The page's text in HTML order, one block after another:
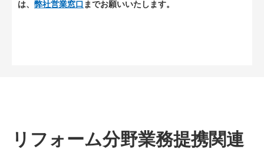
は、 弊社営業窓口 までお願いいたします。
リフォーム分野業務提携関連